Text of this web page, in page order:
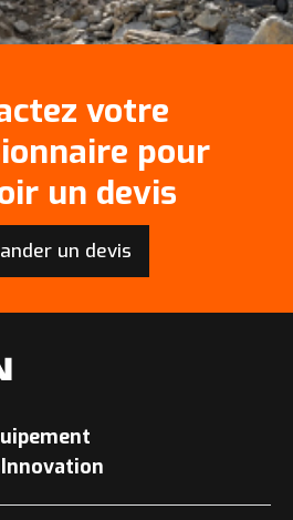
votre
pour
un devis
un devis
Innovation